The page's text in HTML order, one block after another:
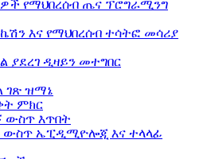
የማህበረሰብ ጤና ፕሮግራሚንግ
እና የማህበረሰብ ተሳትፎ መሳሪያ
ያደረገ ዲዛይን መተግበር
ገጽ ዝማኔ
ምክር
ውስጥ እጥበት
ውስጥ ኤፒዲሚዮሎጂ እና ተላላፊ